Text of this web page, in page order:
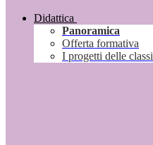
Didattica
Panoramica
Offerta formativa
I progetti delle classi